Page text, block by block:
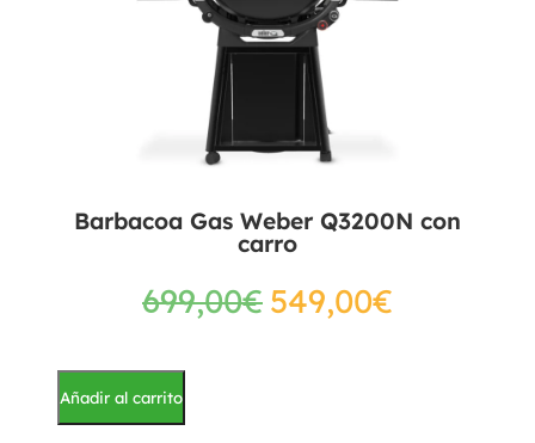
Barbacoa Gas Weber Q3200N con
carro
699,00€ 549,00€
Añadir al carrito